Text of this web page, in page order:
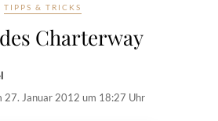
TIPPS & TRICKS
Charterway
27. Januar 2012 um 18:27 Uhr